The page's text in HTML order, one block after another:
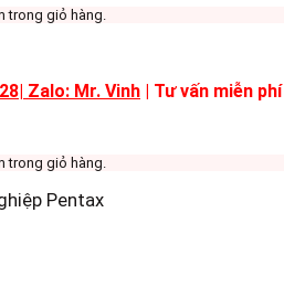
trong giỏ hàng.
Zalo: Mr. Vinh | Tư vấn miễn
trong giỏ hàng.
Pentax